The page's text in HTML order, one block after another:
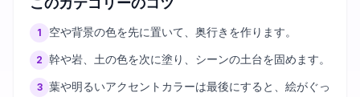
1 空や背景の色を先に置いて、奥行きを作ります。
2 幹や岩、土の色を次に塗り、シーンの土台を固めます。
3 葉や明るいアクセントカラーは最後にすると、絵がぐっ